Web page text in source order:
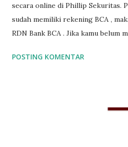
secara online di Phillip Sekuritas.
sudah memiliki rekening BCA ,
RDN Bank BCA . Jika kamu belum
membuka rekening saham online
POSTING KOMENTAR